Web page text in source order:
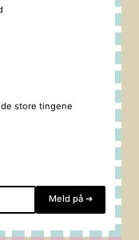
de store tingene
Meld på ➔